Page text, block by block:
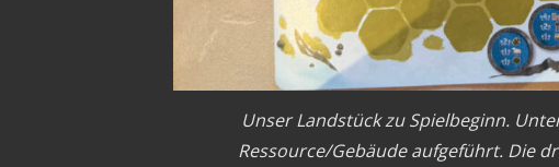
Unser Landstück zu Spielbeginn.
Ressource/Gebäude aufgeführt. Die